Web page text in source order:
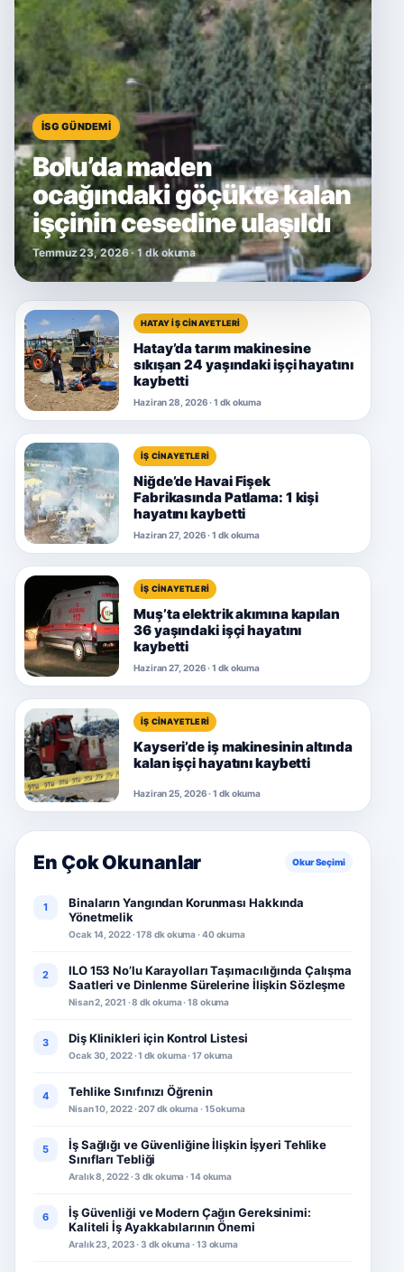
İSG GÜNDEMI
Bolu’da maden
ocağındaki göçükte kalan
işçinin cesedine ulaşıldı
Temmuz 23, 2026 · 1 dk okuma
HATAY İŞ CINAYETLERI
Hatay’da tarım makinesine
sıkışan 24 yaşındaki işçi hayatını
kaybetti
Haziran 28, 2026 · 1 dk okuma
İŞ CINAYETLERI
Niğde’de Havai Fişek
Fabrikasında Patlama: 1 kişi
hayatını kaybetti
Haziran 27, 2026 · 1 dk okuma
İŞ CINAYETLERI
Muş’ta elektrik akımına kapılan
36 yaşındaki işçi hayatını
kaybetti
Haziran 27, 2026 · 1 dk okuma
İŞ CINAYETLERI
Kayseri’de iş makinesinin altında
kalan işçi hayatını kaybetti
Haziran 25, 2026 · 1 dk okuma
En Çok Okunanlar Okur Seçimi
1
Binaların Yangından Korunması Hakkında
Yönetmelik
Ocak 14, 2022 · 178 dk okuma · 40 okuma
2
ILO 153 No’lu Karayolları Taşımacılığında Çalışma
Saatleri ve Dinlenme Sürelerine İlişkin Sözleşme
Nisan 2, 2021 · 8 dk okuma · 18 okuma
3 Diş Klinikleri için Kontrol Listesi
Ocak 30, 2022 · 1 dk okuma · 17 okuma
4 Tehlike Sınıfınızı Öğrenin
Nisan 10, 2022 · 207 dk okuma · 15 okuma
5
İş Sağlığı ve Güvenliğine İlişkin İşyeri Tehlike
Sınıfları Tebliği
Aralık 8, 2022 · 3 dk okuma · 14 okuma
6
İş Güvenliği ve Modern Çağın Gereksinimi:
Kaliteli İş Ayakkabılarının Önemi
Aralık 23, 2023 · 3 dk okuma · 13 okuma